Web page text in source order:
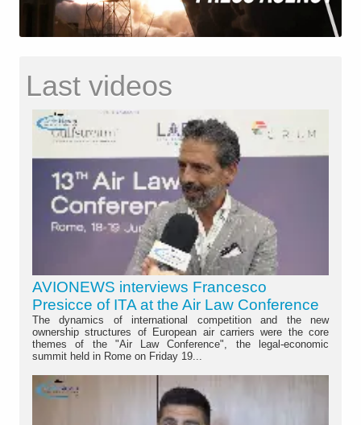
Last videos
AVIONEWS interviews Francesco
Presicce of ITA at the Air Law Conference
The dynamics of international competition and the new
ownership structures of European air carriers were the core
themes of the "Air Law Conference", the legal-economic
summit held in Rome on Friday 19...